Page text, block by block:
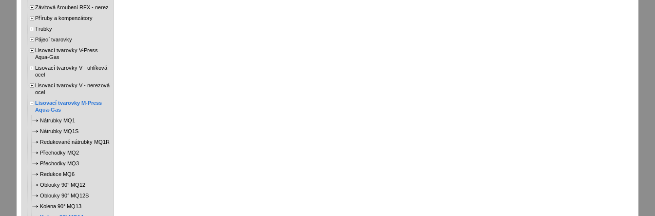
Závitová šroubení RFX - nerez
Příruby a kompenzátory
Trubky
Pájecí tvarovky
Lisovací tvarovky V-Press
Aqua-Gas
Lisovací tvarovky V - uhlíková
ocel
Lisovací tvarovky V - nerezová
ocel
Lisovací tvarovky M-Press
Aqua-Gas
Nátrubky MQ1
Nátrubky MQ1S
Redukované nátrubky MQ1R
Přechodky MQ2
Přechodky MQ3
Redukce MQ6
Oblouky 90° MQ12
Oblouky 90° MQ12S
Kolena 90° MQ13